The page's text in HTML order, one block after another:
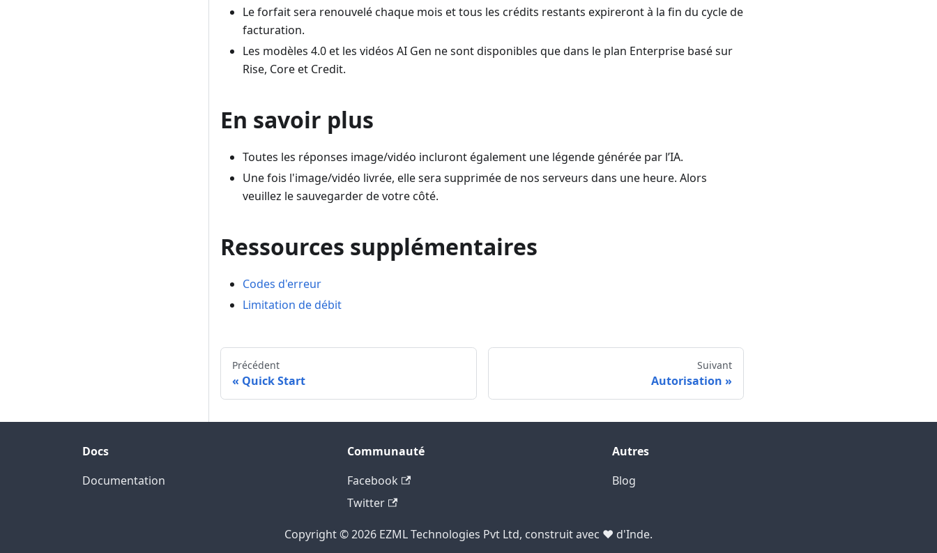
Le forfait sera renouvelé chaque mois et tous les crédits restants expireront à la fin du cycle de
facturation.
Les modèles 4.0 et les vidéos AI Gen ne sont disponibles que dans le plan Enterprise basé sur
Rise, Core et Credit.
En savoir plus
Toutes les réponses image/vidéo incluront également une légende générée par l’IA.
Une fois l'image/vidéo livrée, elle sera supprimée de nos serveurs dans une heure. Alors
veuillez le sauvegarder de votre côté.
Ressources supplémentaires
Codes d'erreur
Limitation de débit
Précédent
Quick Start
Suivant
Autorisation
Docs
Documentation
Communauté
Facebook
Twitter
Autres
Blog
Copyright © 2026 EZML Technologies Pvt Ltd, construit avec ❤️ d'Inde.